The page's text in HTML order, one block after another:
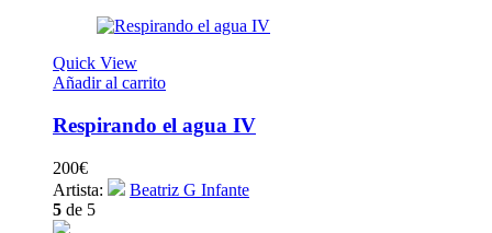
Quick View
Añadir al carrito
Respirando el agua IV
200€
Artista:
Beatriz G Infante
5 de 5